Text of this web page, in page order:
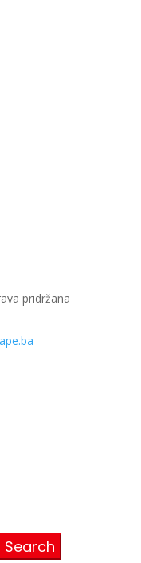
pridržana